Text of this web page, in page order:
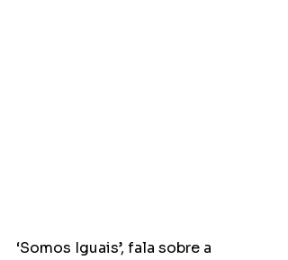
‘Somos Iguais’, fala sobre a